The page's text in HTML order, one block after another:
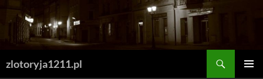
Skip
content
zlotoryja1211.pl